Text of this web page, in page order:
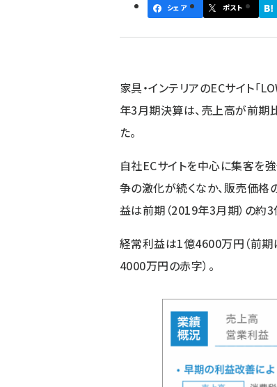
シェア ポスト
家具・インテリアのECサイト「
年3月期決算は、売上高が前
た。
自社ECサイトを中心に集客を
争の激化が続くなか、販売価
益は前期（2019年3月期）の約
経常利益は1億4600万円（前
4000万円の赤字）。